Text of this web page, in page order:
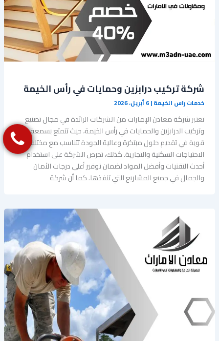
شركة تركيب درابزين وحمايات في رأس الخيمة
خدمات راس الخيمة|6 أبريل، 2026
تعتبر شركة معادن الإمارات من الشركات الرائدة في مجال تصنيع
وتركيب الدرابزين والحمايات في رأس الخيمة، حيث تتمتع بسمعة
قوية في تقديم حلول مبتكرة وعالية الجودة تتناسب مع مختلف
الاحتياجات السكنية والتجارية. كذلك، تحرص الشركة على استخدام
أحدث التقنيات وأفضل المواد لضمان توفير أعلى درجات الأمان
والجمال في جميع المشاريع التي تنفذها. كما أن شركة